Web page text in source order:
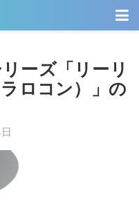
ーズ「リーリ
ロコン）」の